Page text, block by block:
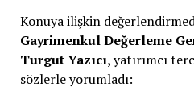
Konuya ilişkin
Gayrimenkul Değerleme
Turgut Yazıcı,yatırımcı
sözlerle yorumladı: